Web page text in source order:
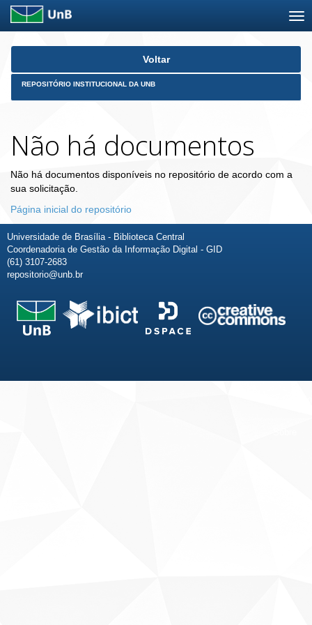
Skip
Voltar
REPOSITÓRIO INSTITUCIONAL DA UNB
Não há documentos
Não há documentos disponíveis no repositório de acordo com a
sua solicitação.
Página inicial do repositório
Universidade de Brasília - Biblioteca Central
Coordenadoria de Gestão da Informação Digital - GID
(61) 3107-2683
repositorio@unb.br